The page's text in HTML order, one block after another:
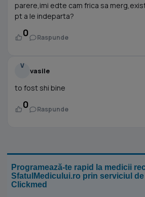
parere,imi edte cam frica sa
pt a le indeparta?
0 Raspunde
V
vasile
to fost shi bine
0 Raspunde
Programează-te rapid la medicii
SfatulMedicului.ro prin serviciul
Clickmed